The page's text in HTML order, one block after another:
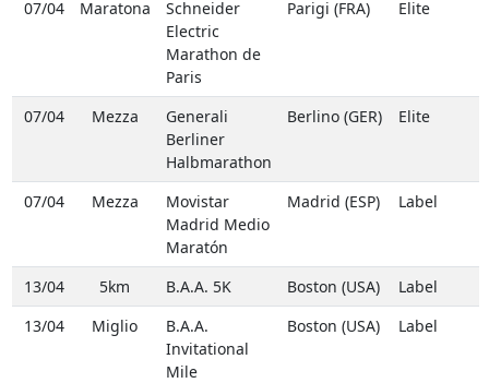
07/04 Maratona
Schneider
Electric
Marathon de
Paris
Parigi (FRA) Elite
07/04 Mezza
Generali
Berliner
Halbmarathon
Berlino (GER) Elite
07/04 Mezza
Movistar
Madrid Medio
Maratón
Madrid (ESP) Label
13/04 5km B.A.A. 5K Boston (USA)
Label
13/04
Miglio
B.A.A.
Invitational
Mile
Boston (USA) Label